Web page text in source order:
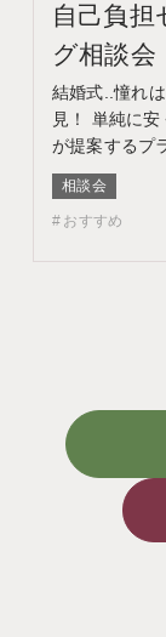
自己負
グ相談会
結婚式..憧れ
見！ 単純に
が提案するプ
様はフォトウ
コンテンツ フ
予約をしてい
相談会
おすすめ